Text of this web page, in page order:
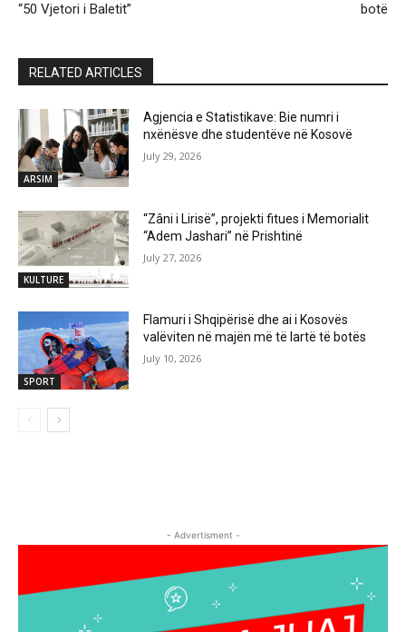
“50 Vjetori i Baletit”
botë
RELATED ARTICLES
ARSIM
Agjencia e Statistikave: Bie numri i
nxënësve dhe studentëve në Kosovë
July 29, 2026
KULTURE
“Zâni i Lirisë”, projekti fitues i Memorialit
“Adem Jashari” në Prishtinë
July 27, 2026
SPORT
Flamuri i Shqipërisë dhe ai i Kosovës
valëviten në majën më të lartë të botës
July 10, 2026
- Advertisment -